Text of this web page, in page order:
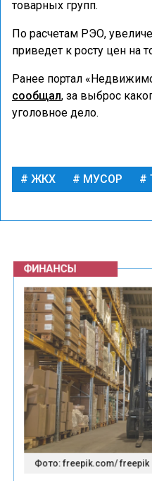
товарных групп.
По расчетам РЭО,
приведет к росту цен на
Ранее портал
сообщал, за выброс
уголовное дело.
ЖКХ МУСОР
ФИНАНСЫ
Фото: freepik.com/ freepik